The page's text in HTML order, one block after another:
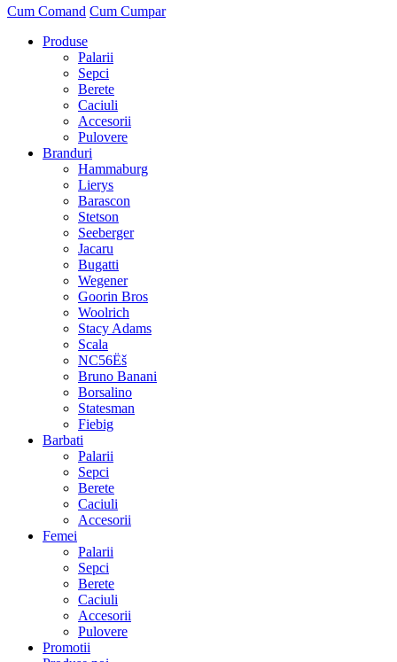
Cum Comand Cum Cumpar
Produse
Palarii
Sepci
Berete
Caciuli
Accesorii
Pulovere
Branduri
Hammaburg
Lierys
Barascon
Stetson
Seeberger
Jacaru
Bugatti
Wegener
Goorin Bros
Woolrich
Stacy Adams
Scala
NC56Ëš
Bruno Banani
Borsalino
Statesman
Fiebig
Barbati
Palarii
Sepci
Berete
Caciuli
Accesorii
Femei
Palarii
Sepci
Berete
Caciuli
Accesorii
Pulovere
Promotii